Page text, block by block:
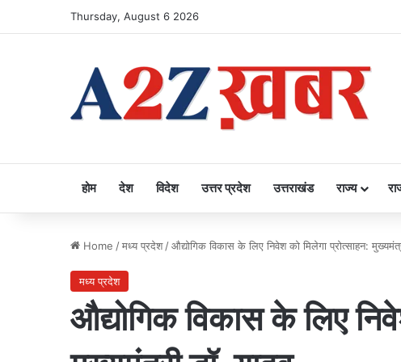
Thursday, August 6 2026
होम देश विदेश उत्तर प्रदेश उत्तराखंड राज्य
Home /मध्य प्रदेश /औद्योगिक विकास के लिए निवेश को मिलेगा प्रोत्साहन:
मध्य प्रदेश
औद्योगिक विकास के लिए